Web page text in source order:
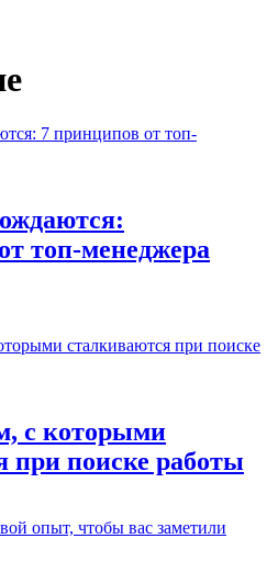
топ-менеджера
с которыми
при поиске работы